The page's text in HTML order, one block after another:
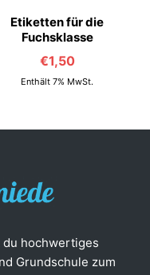
Etiketten für die
Fuchsklasse
€1,50
Enthält 7% MwSt.
du hochwertiges
Grundschule zum